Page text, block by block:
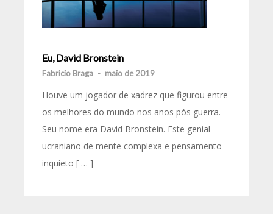
Eu, David Bronstein
Fabricio Braga - maio de 2019
Houve um jogador de xadrez que figurou entre
os melhores do mundo nos anos pós guerra.
Seu nome era David Bronstein. Este genial
ucraniano de mente complexa e pensamento
inquieto [ … ]